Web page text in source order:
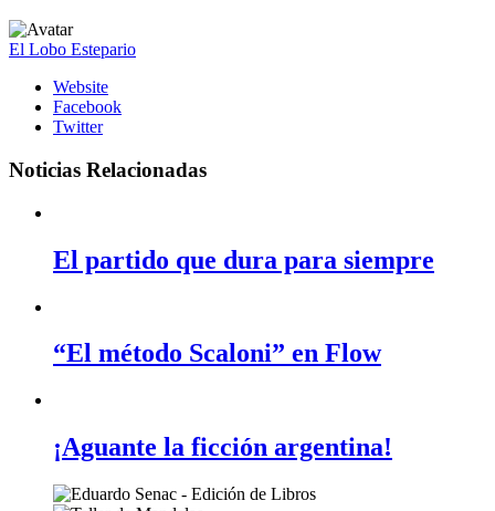
El Lobo Estepario
Website
Facebook
Twitter
Noticias Relacionadas
El partido que dura para siempre
“El método Scaloni” en Flow
¡Aguante la ficción argentina!